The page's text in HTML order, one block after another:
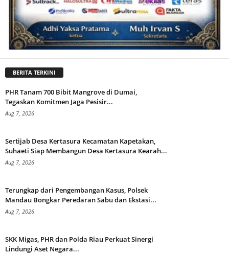
BERITA TERKINI
PHR Tanam 700 Bibit Mangrove di Dumai,
Tegaskan Komitmen Jaga Pesisir...
Aug 7, 2026
Sertijab Desa Kertasura Kecamatan Kapetakan,
Suhaeti Siap Membangun Desa Kertasura Kearah...
Aug 7, 2026
Terungkap dari Pengembangan Kasus, Polsek
Mandau Bongkar Peredaran Sabu dan Ekstasi...
Aug 7, 2026
SKK Migas, PHR dan Polda Riau Perkuat Sinergi
Lindungi Aset Negara...